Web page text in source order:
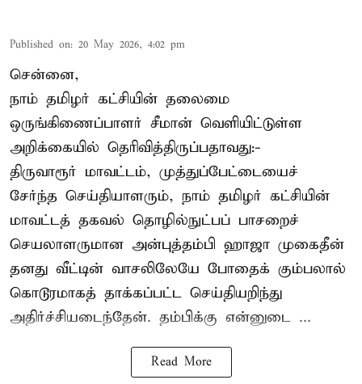
Published on: 20 May 2026, 4:02 pm
சென்னை,
நாம் தமிழர் கட்சியின் தலைமை
ஒருங்கிணைப்பாளர் சீமான் வெளியிட்டுள்ள
அறிக்கையில் தெரிவித்திருப்பதாவது:-
திருவாரூர் மாவட்டம், முத்துப்பேட்டையைச்
சேர்ந்த செய்தியாளரும், நாம் தமிழர் கட்சியின்
மாவட்டத் தகவல் தொழில்நுட்பப் பாசறைச்
செயலாளருமான அன்புத்தம்பி ஹாஜா முகைதீன்
தனது வீட்டின் வாசலிலேயே போதைக் கும்பலால்
கொடூரமாகத் தாக்கப்பட்ட செய்தியறிந்து
அதிர்ச்சியடைந்தேன். தம்பிக்கு என்னுடை ...
Read More